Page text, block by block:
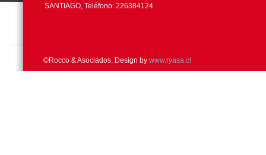
SANTIAGO, Teléfono: 226384124
©Rocco & Asociados. Design by www.ryasa.cl